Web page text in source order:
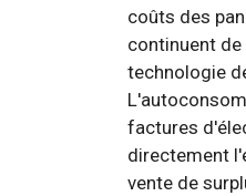
coûts des
continuent
technologie
factures
directement
vente de